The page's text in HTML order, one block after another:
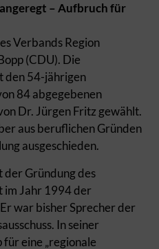
– Aufbruch für
Verbands Region
(CDU). Die
den 54-jährigen
84 abgegebenen
Dr. Jürgen Fritz gewählt.
aus beruflichen Gründen
ausgeschieden.
der Gründung des
im Jahr 1994 der
war bisher Sprecher der
In seiner
eine „regionale